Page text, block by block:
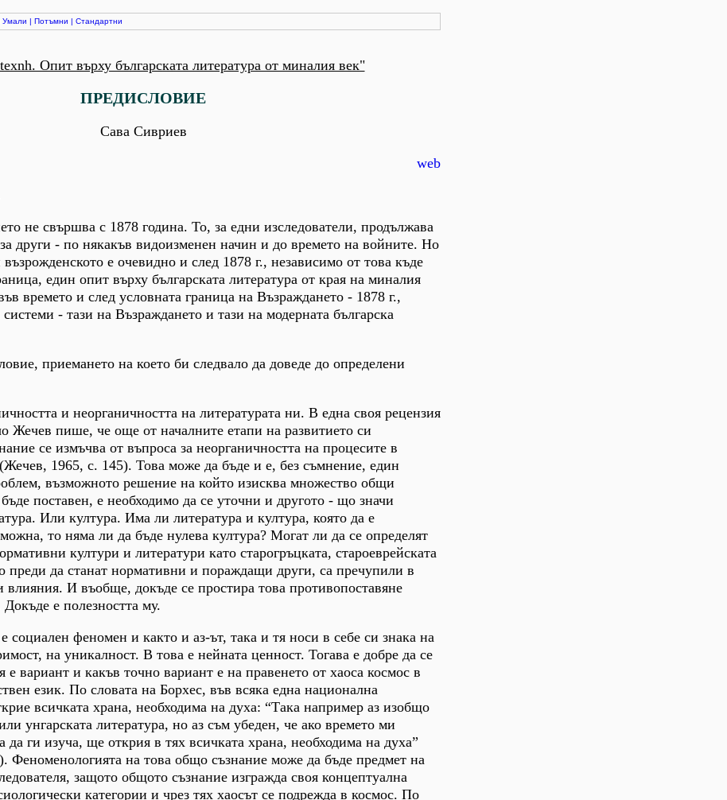
Умали | Потъмни | Стандартни
Опит върху българската литература от миналия век"
ПРЕДИСЛОВИЕ
Сава Сивриев
web
не свършва с 1878 година. То, за едни изследователи, продължава
други - по някакъв видоизменен начин и до времето на войните. Но
е очевидно и след 1878 г., независимо от това къде
един опит върху българската литература от края на миналия
времето и след условната граница на Възраждането - 1878 г.,
- тази на Възраждането и тази на модерната българска
приемането на което би следвало да доведе до определени
и неорганичността на литературата ни. В една своя рецензия
Жечев пише, че още от началните етапи на развитието си
се измъчва от въпроса за неорганичността на процесите в
1965, с. 145). Това може да бъде и е, без съмнение, един
възможното решение на който изисква множество общи
поставен, е необходимо да се уточни и другото - що значи
Или култура. Има ли литература и култура, която да е
то няма ли да бъде нулева култура? Могат ли да се определят
култури и литератури като старогръцката, староеврейската
преди да станат нормативни и пораждащи други, са пречупили в
И въобще, докъде се простира това противопоставяне
е полезността му.
социален феномен и както и аз-ът, така и тя носи в себе си знака на
на уникалност. В това е нейната ценност. Тогава е добре да се
вариант и какъв точно вариант е на правенето от хаоса космос в
език. По словата на Борхес, във всяка една национална
всичката храна, необходима на духа: “Така например аз изобщо
унгарската литература, но аз съм убеден, че ако времето ми
да ги изуча, ще открия в тях всичката храна, необходима на духа”
Феноменологията на това общо съзнание може да бъде предмет на
защото общото съзнание изгражда своя концептуална
категории и чрез тях хаосът се подрежда в космос. По